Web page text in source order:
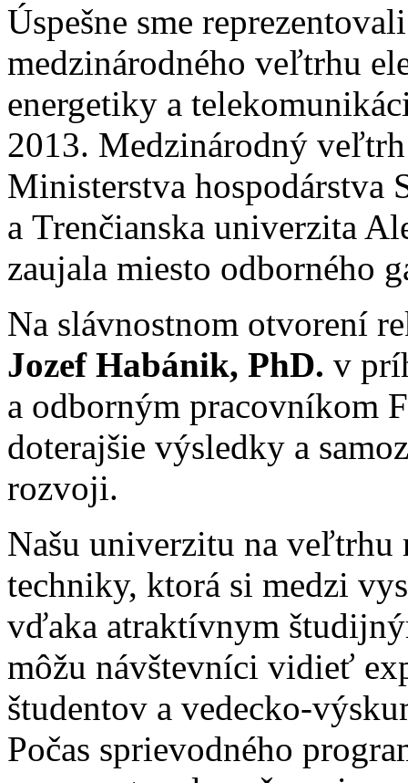
Úspešne sme
medzinárodného veľtrhu
energetiky a
2013. Medzinárodný
Ministerstva hospodárstva
a Trenčianska univerzita
zaujala miesto odborného
Na slávnostnom otvorení
Jozef Habánik, PhD. v
a odborným pracovníkom
doterajšie výsledky a
rozvoji.
Našu univerzitu na veľtrhu
techniky, ktorá si medzi
vďaka atraktívnym
môžu návštevníci vidieť
študentov a vedecko-
Počas sprievodného